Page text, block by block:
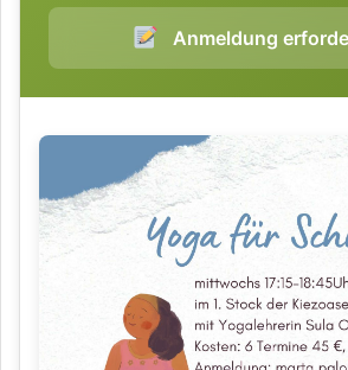
Anmeldung